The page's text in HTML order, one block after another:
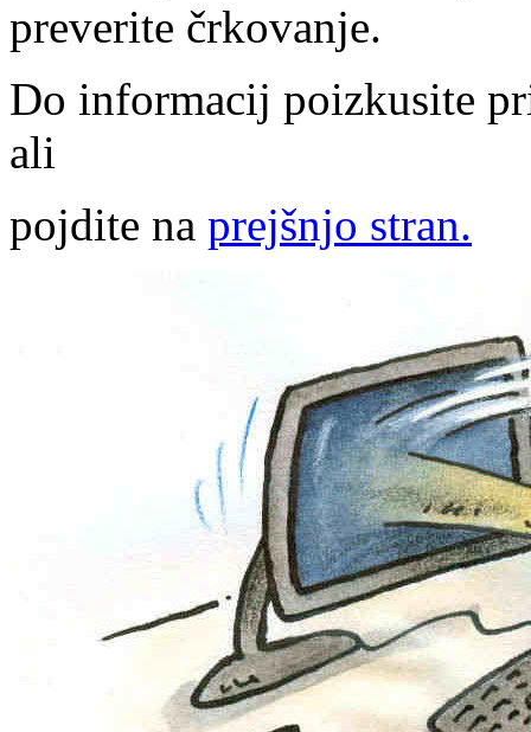
preverite črkovanje.
Do informacij poizkusite
ali
pojdite na prejšnjo stran.